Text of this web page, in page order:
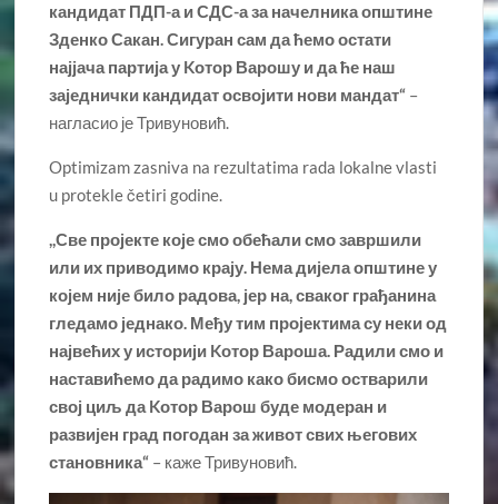
кандидат ПДП-а и СДС-а за начелника општине
Зденко Сакан. Сигуран сам да ћемо остати
најјача партија у Kотор Варошу и да ће наш
заједнички кандидат освојити нови мандат“ –
нагласио је Тривуновић.
Optimizam zasniva na rezultatima rada lokalne vlasti
u protekle četiri godine.
,,Све пројекте које смо обећали смо завршили
или их приводимо крају. Нема дијела општине у
којем није било радова, јер на, сваког грађанина
гледамо једнако. Међу тим пројектима су неки од
највећих у историји Kотор Вароша. Радили смо и
наставићемо да радимо како бисмо остварили
свој циљ да Kотор Варош буде модеран и
развијен град погодан за живот свих његових
становника“ – каже Тривуновић.